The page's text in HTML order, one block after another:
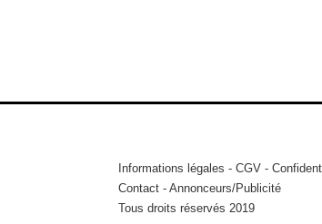
Informations légales - CGV -
Contact - Annonceurs/Publicité
Tous droits réservés 2019